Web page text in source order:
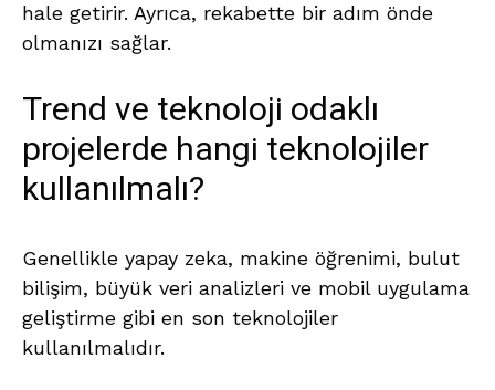
hale getirir. Ayrıca, rekabette bir adım önde
olmanızı sağlar.
Trend ve teknoloji odaklı
projelerde hangi teknolojiler
kullanılmalı?
Genellikle yapay zeka, makine öğrenimi, bulut
bilişim, büyük veri analizleri ve mobil uygulama
geliştirme gibi en son teknolojiler
kullanılmalıdır.